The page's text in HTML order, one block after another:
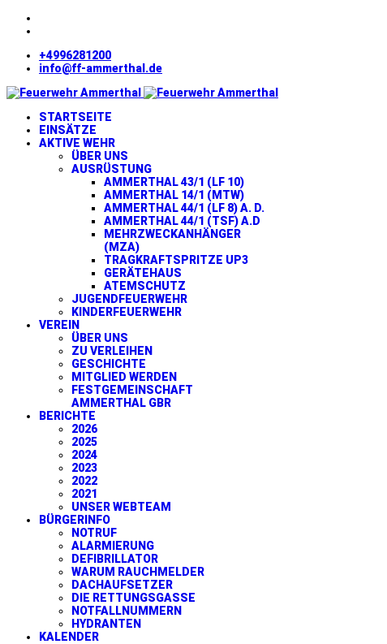
+4996281200
info@ff-ammerthal.de
STARTSEITE
EINSÄTZE
AKTIVE WEHR
ÜBER UNS
AUSRÜSTUNG
AMMERTHAL 43/1 (LF 10)
AMMERTHAL 14/1 (MTW)
AMMERTHAL 44/1 (LF 8) A. D.
AMMERTHAL 44/1 (TSF) A.D
MEHRZWECKANHÄNGER
(MZA)
TRAGKRAFTSPRITZE UP3
GERÄTEHAUS
ATEMSCHUTZ
JUGENDFEUERWEHR
KINDERFEUERWEHR
VEREIN
ÜBER UNS
ZU VERLEIHEN
GESCHICHTE
MITGLIED WERDEN
FESTGEMEINSCHAFT
AMMERTHAL GBR
BERICHTE
2026
2025
2024
2023
2022
2021
UNSER WEBTEAM
BÜRGERINFO
NOTRUF
ALARMIERUNG
DEFIBRILLATOR
WARUM RAUCHMELDER
DACHAUFSETZER
DIE RETTUNGSGASSE
NOTFALLNUMMERN
HYDRANTEN
KALENDER